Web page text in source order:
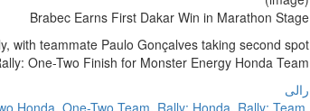
Brabec Earns First Dakar Win in Marathon Stage
with teammate Paulo Gonçalves taking second spot.
One-Two Finish for Monster Energy Honda Team
رالی